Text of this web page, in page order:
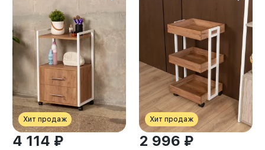
Хит продаж
4 114 ₽
Хит продаж
2 996 ₽